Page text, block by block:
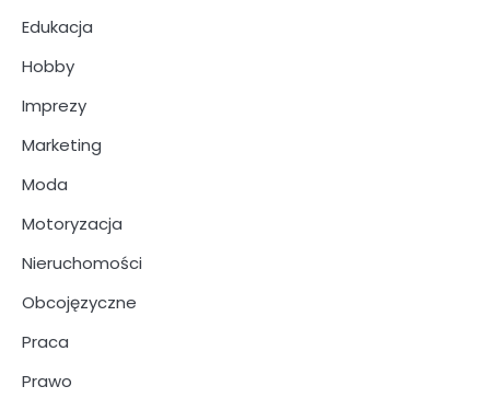
Edukacja
Hobby
Imprezy
Marketing
Moda
Motoryzacja
Nieruchomości
Obcojęzyczne
Praca
Prawo